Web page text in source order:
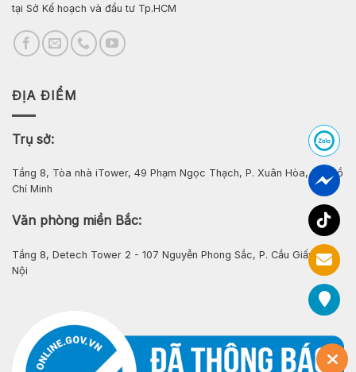
tại Sở Kế hoạch và đầu tư Tp.HCM
ĐỊA ĐIỂM
Trụ sở:
Tầng 8, Tòa nhà iTower, 49 Phạm Ngọc Thạch, P. Xuân Hòa, Tp. Hồ
Chí Minh
Văn phòng miền Bắc:
Tầng 8, Detech Tower 2 - 107 Nguyễn Phong Sắc, P. Cầu Giấy, Hà
Nội